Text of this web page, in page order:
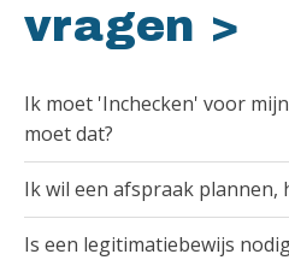
vragen >
Ik moet 'Inchecken' voor
moet dat?
Ik wil een afspraak plannen,
Is een legitimatiebewijs